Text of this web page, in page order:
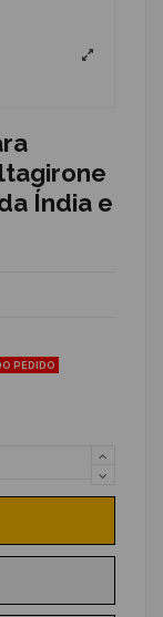
Índia e
PEDIDO